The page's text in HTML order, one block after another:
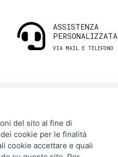
ASSISTENZA
PERSONALIZZATA
VIA MAIL E TELEFONO
UTILI
del sito al fine di
cookie per le finalità
cookie accettare e quali